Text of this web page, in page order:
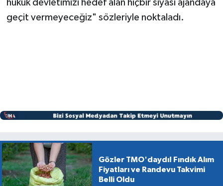
hukuk devletimizi hedef alan hiçbir siyasi ajandaya
geçit vermeyeceğiz" sözleriyle noktaladı.
Gözler TMO'daydı! Fındık Alım
Fiyatları ve Randevu Takvimi
Belli Oldu